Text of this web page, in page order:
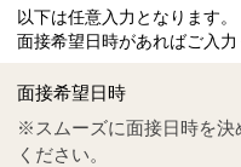
Tel
0570-55-0314
以下は任意入力となります。
面接希望日時があればご入力
面接希望日時
※スムーズに面接日時を決
ください。